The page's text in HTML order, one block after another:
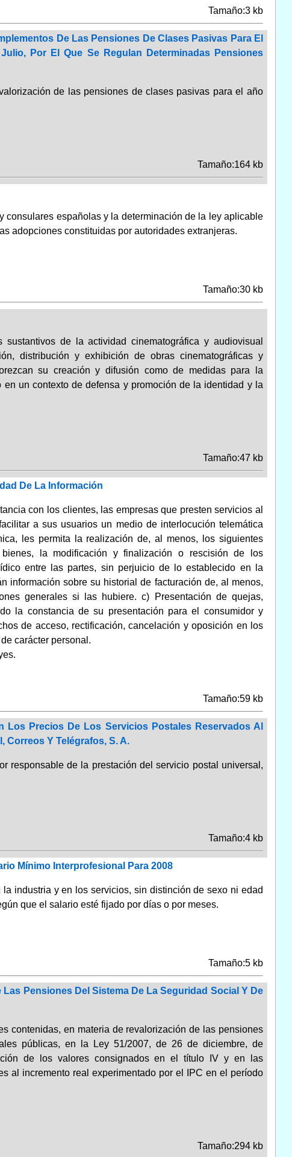
Tamaño:3 kb
De Las Pensiones De Clases Pasivas Para El
Por El Que Se Regulan Determinadas Pensiones
de las pensiones de clases pasivas para el año
Tamaño:164 kb
consulares españolas y la determinación de la ley aplicable
adopciones constituidas por autoridades extranjeras.
Tamaño:30 kb
de la actividad cinematográfica y audiovisual
distribución y exhibición de obras cinematográficas y
su creación y difusión como de medidas para la
un contexto de defensa y promoción de la identidad y la
Tamaño:47 kb
De La Información
con los clientes, las empresas que presten servicios al
a sus usuarios un medio de interlocución telemática
les permita la realización de, al menos, los siguientes
la modificación y finalización o rescisión de los
entre las partes, sin perjuicio de lo establecido en la
información sobre su historial de facturación de, al menos,
generales si las hubiere. c) Presentación de quejas,
la constancia de su presentación para el consumidor y
de acceso, rectificación, cancelación y oposición en los
carácter personal.
Tamaño:59 kb
Los Precios De Los Servicios Postales Reservados Al
Correos Y Telégrafos, S. A.
responsable de la prestación del servicio postal universal,
Tamaño:4 kb
Mínimo Interprofesional Para 2008
industria y en los servicios, sin distinción de sexo ni edad
que el salario esté fijado por días o por meses.
Tamaño:5 kb
Pensiones Del Sistema De La Seguridad Social Y De
contenidas, en materia de revalorización de las pensiones
públicas, en la Ley 51/2007, de 26 de diciembre, de
de los valores consignados en el título IV y en las
al incremento real experimentado por el IPC en el período
Tamaño:294 kb